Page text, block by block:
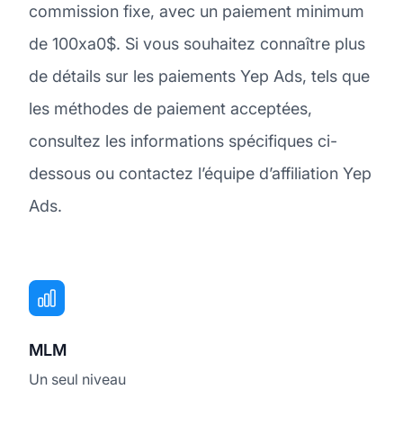
commission fixe, avec un paiement minimum
de 100xa0$. Si vous souhaitez connaître plus
de détails sur les paiements Yep Ads, tels que
les méthodes de paiement acceptées,
consultez les informations spécifiques ci-
dessous ou contactez l’équipe d’affiliation Yep
Ads.
MLM
Un seul niveau